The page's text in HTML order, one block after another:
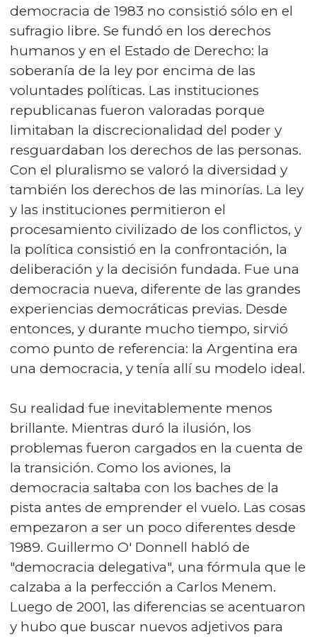
democracia de 1983 no consistió sólo en el
sufragio libre. Se fundó en los derechos
humanos y en el Estado de Derecho: la
soberanía de la ley por encima de las
voluntades políticas. Las instituciones
republicanas fueron valoradas porque
limitaban la discrecionalidad del poder y
resguardaban los derechos de las personas.
Con el pluralismo se valoró la diversidad y
también los derechos de las minorías. La ley
y las instituciones permitieron el
procesamiento civilizado de los conflictos, y
la política consistió en la confrontación, la
deliberación y la decisión fundada. Fue una
democracia nueva, diferente de las grandes
experiencias democráticas previas. Desde
entonces, y durante mucho tiempo, sirvió
como punto de referencia: la Argentina era
una democracia, y tenía allí su modelo ideal.
Su realidad fue inevitablemente menos
brillante. Mientras duró la ilusión, los
problemas fueron cargados en la cuenta de
la transición. Como los aviones, la
democracia saltaba con los baches de la
pista antes de emprender el vuelo. Las cosas
empezaron a ser un poco diferentes desde
1989. Guillermo O' Donnell habló de
"democracia delegativa", una fórmula que le
calzaba a la perfección a Carlos Menem.
Luego de 2001, las diferencias se acentuaron
y hubo que buscar nuevos adjetivos para